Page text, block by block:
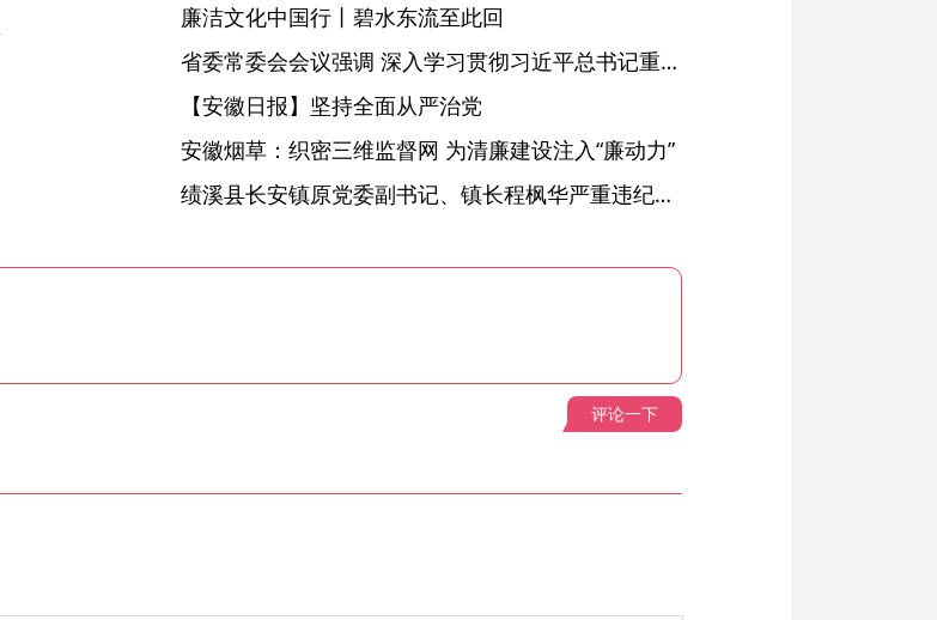
廉洁文化中国行丨碧水东流至此回
省委常委会会议强调 深入学习贯彻习近平总书记重要讲话精神 以高质量党建引领高质量发展 梁言顺主持并讲话
【安徽日报】坚持全面从严治党
安徽烟草：织密三维监督网 为清廉建设注入“廉动力”
绩溪县长安镇原党委副书记、镇长程枫华严重违纪违法被开除党籍和公职
评论一下